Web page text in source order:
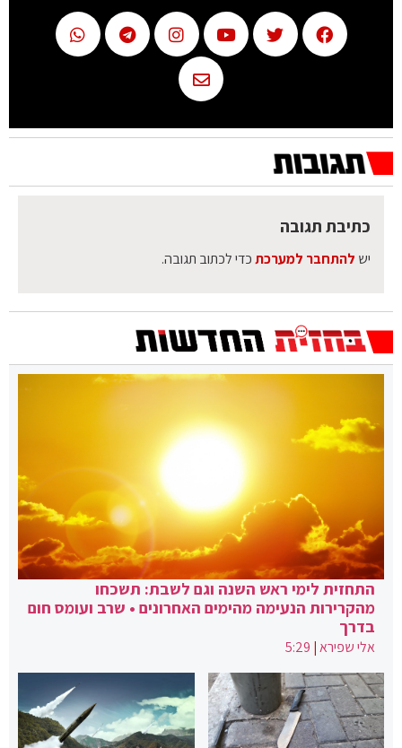
כתיבת תגובה
יש להתחבר למערכתכדי לכתוב תגובה.
התחזית לימי ראש השנה וגם לשבת: תשכחו
מהקרירות הנעימה מהימים האחרונים • שרב ועומס חום
בדרך
אלי שפירא|
5:29